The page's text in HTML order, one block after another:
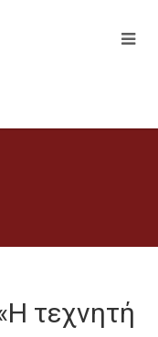
τεχνητή